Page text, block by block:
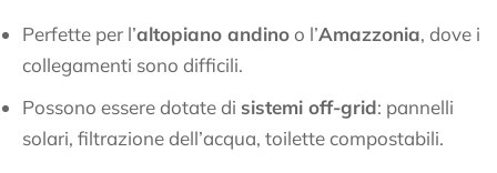
Perfette per l’altopiano andinoo l’Amazzonia, dove i
collegamenti sono difficili.
Possono essere dotate di sistemi off-grid: pannelli
solari, filtrazione dell’acqua, toilette compostabili.